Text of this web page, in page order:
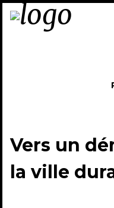
Vers un
la ville